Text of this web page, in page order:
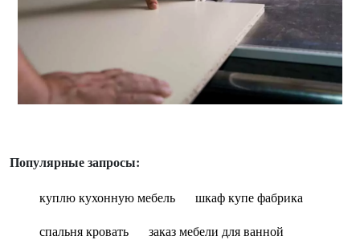
Популярные запросы:
куплю кухонную мебель
шкаф купе фабрика
спальня кровать
заказ мебели для ванной